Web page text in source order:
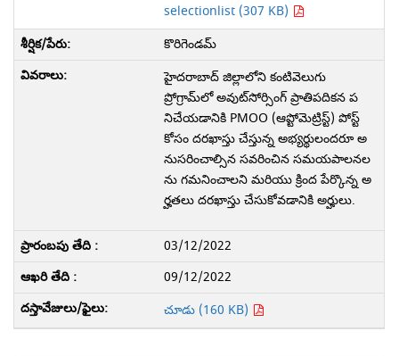
selectionlist (307 KB)
కొరిగెండమ్
హైదరాబాద్ జిల్లాలోని కంటివెలుగు
ప్రోగ్రామ్‌లో అవుట్‌సోర్సింగ్ ప్రాతిపదికన ప
నిచేయడానికి PMOO (ఆప్టోమెట్రిస్ట్) పోస్ట్
కోసం దరఖాస్తు చేస్తున్న అభ్యర్థులందరూ అ
నుసరించాల్సిన సవరించిన సమయపాలనల
ను గమనించాలని మరియు క్రింద పేర్కొన్న అ
ర్హతలు దరఖాస్తు చేసుకోవడానికి అర్హులు.
03/12/2022
09/12/2022
చూడు (160 KB)